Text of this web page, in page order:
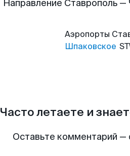
Направление Ставрополь
Аэропорты
Шпаковское
Часто летаете и
Оставьте комментарий —